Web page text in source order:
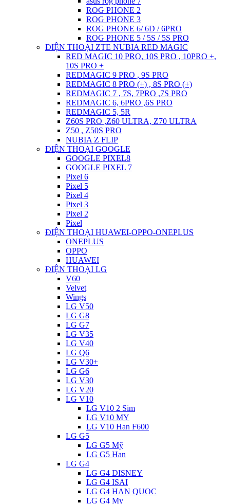
ROG PHONE 2
ROG PHONE 3
ROG PHONE 6/ 6D / 6PRO
ROG PHONE 5 / 5S / 5S PRO
ĐIỆN THOẠI ZTE NUBIA RED MAGIC
RED MAGIC 10 PRO, 10S PRO , 10PRO +,
10S PRO +
REDMAGIC 9 PRO , 9S PRO
REDMAGIC 8 PRO (+) , 8S PRO (+)
REDMAGIC 7 , 7S, 7PRO ,7S PRO
REDMAGIC 6, 6PRO ,6S PRO
REDMAGIC 5, 5R
Z60S PRO ,Z60 ULTRA, Z70 ULTRA
Z50 , Z50S PRO
NUBIA Z FLIP
ĐIỆN THOẠI GOOGLE
GOOGLE PIXEL8
GOOGLE PIXEL 7
Pixel 6
Pixel 5
Pixel 4
Pixel 3
Pixel 2
Pixel
ĐIỆN THOẠI HUAWEI-OPPO-ONEPLUS
ONEPLUS
OPPO
HUAWEI
ĐIỆN THOẠI LG
V60
Velvet
Wings
LG V50
LG G8
LG G7
LG V35
LG V40
LG Q6
LG V30+
LG G6
LG V30
LG V20
LG V10
LG V10 2 Sim
LG V10 MY
LG V10 Han F600
LG G5
LG G5 Mỹ
LG G5 Han
LG G4
LG G4 DISNEY
LG G4 ISAI
LG G4 HAN QUOC
LG G4 My